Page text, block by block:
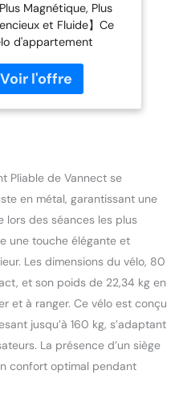
avec
LCD et
du Pouls
Velo d
et
Plus Magnétique, Plus
et Fluide】Ce
d'appartement
de résistance
mis à jour
16 niveaux de
que jamais. Le
magnétique
réduit la friction
bruit, garantissant
transitions sans
entre les niveaux
résistance. Que vous
ou un entraînement
le design avancé
un
Pliable de Vannect se
en métal, garantissant une
lors des séances les plus
une touche élégante et
Les dimensions du vélo, 80
et son poids de 22,34 kg en
et à ranger. Ce vélo est conçu
jusqu’à 160 kg, s’adaptant
La présence d’un siège
confort optimal pendant